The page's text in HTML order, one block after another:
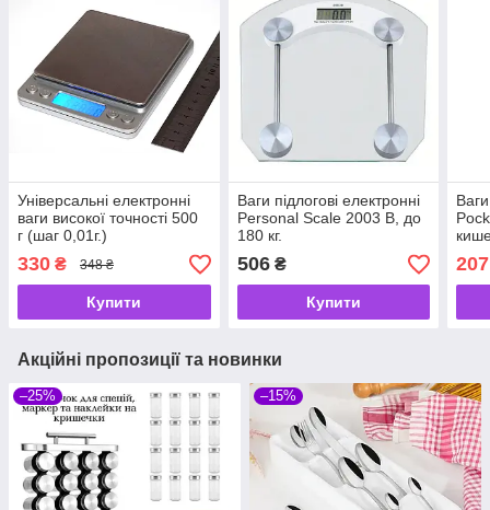
Універсальні електронні
ваги високої точності 500
г (шаг 0,01г.)
330 ₴ 348 ₴
Купити
Ваги підлогові електронні
Personal Scale 2003 B, до
180 кг.
506₴
Купити
207
Акційні пропозиції та новинки
–25% –15%